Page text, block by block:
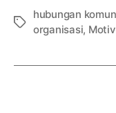
Tags
hubungan
organisasi,